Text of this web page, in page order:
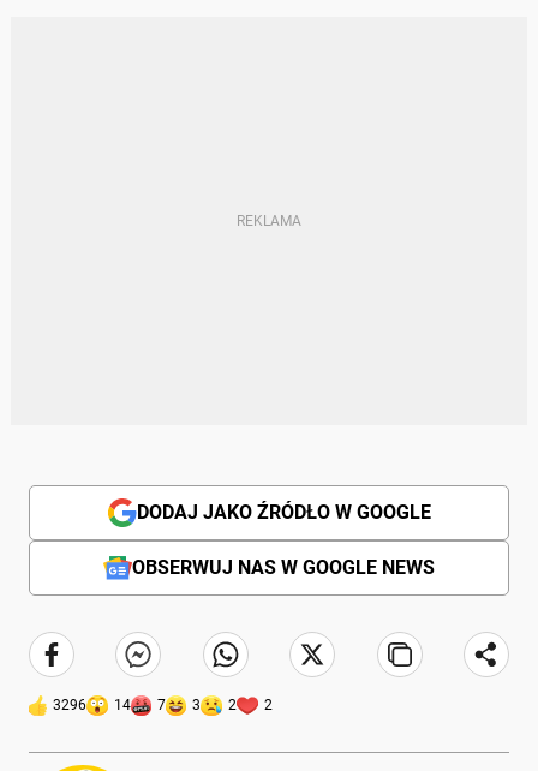
DODAJ JAKO ŹRÓDŁO W GOOGLE
OBSERWUJ NAS W GOOGLE NEWS
3296 14 7 3 2 2